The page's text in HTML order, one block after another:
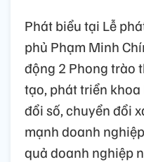
Phát biểu tại Lễ
phủ Phạm Minh
động 2 Phong trào
tạo, phát triển
đổi số, chuyển đổi
mạnh doanh
quả doanh nghiệp